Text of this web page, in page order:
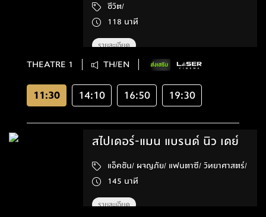
ชีวิต/
118 นาที
รายละเอียด
THEATRE 1 TH/EN
11:30 14:10 16:50 19:30
สไปเดอร์-แมน แบรนด์ นิว เดย์
แอ็คชัน/ ผจญภัย/ แฟนตาซี/ วิทยาศาสตร์/
145 นาที
รายละเอียด